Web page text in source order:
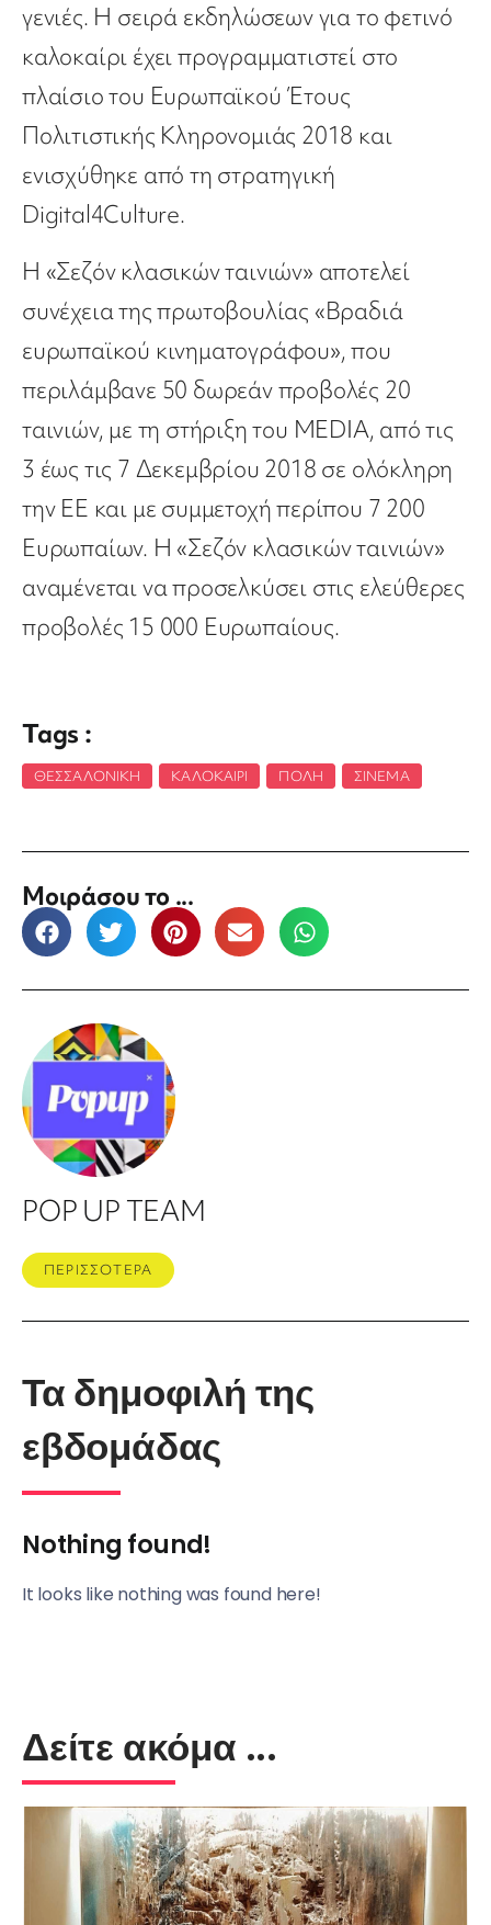
γενιές. Η σειρά εκδηλώσεων για το φετινό
καλοκαίρι έχει προγραμματιστεί στο
πλαίσιο του Ευρωπαϊκού Έτους
Πολιτιστικής Κληρονομιάς 2018 και
ενισχύθηκε από τη στρατηγική
Digital4Culture.
Η «Σεζόν κλασικών ταινιών» αποτελεί
συνέχεια της πρωτοβουλίας «Βραδιά
ευρωπαϊκού κινηματογράφου», που
περιλάμβανε 50 δωρεάν προβολές 20
ταινιών, με τη στήριξη του MEDIA, από τις
3 έως τις 7 Δεκεμβρίου 2018 σε ολόκληρη
την ΕΕ και με συμμετοχή περίπου 7 200
Ευρωπαίων. Η «Σεζόν κλασικών ταινιών»
αναμένεται να προσελκύσει στις ελεύθερες
προβολές 15 000 Ευρωπαίους.
Tags :
ΘΕΣΣΑΛΟΝΊΚΗ ΚΑΛΟΚΑΊΡΙ ΠΌΛΗ ΣΙΝΕΜΆ
Μοιράσου το ...
POP UP TEAM
ΠΕΡΙΣΣΟΤΕΡΑ
Τα δημοφιλή της
εβδομάδας
Nothing found!
It looks like nothing was found here!
Δείτε ακόμα ...